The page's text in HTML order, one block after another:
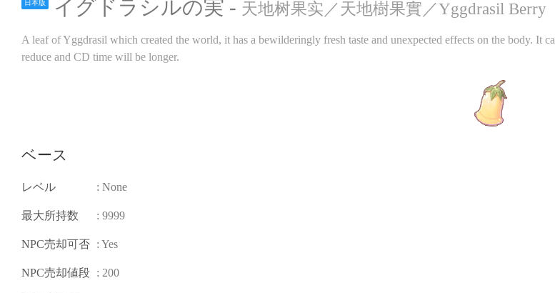
日本版 イグドラシルの実 - 天地树果实／天地樹果實／Yggdrasil Berry
A leaf of Yggdrasil which created the world, it has a bewilderingly fresh taste and unexpected effects on the body. It
reduce and CD time will be longer.
ベース
レベル : None
最大所持数 : 9999
NPC売却可否 : Yes
NPC売却値段 : 200